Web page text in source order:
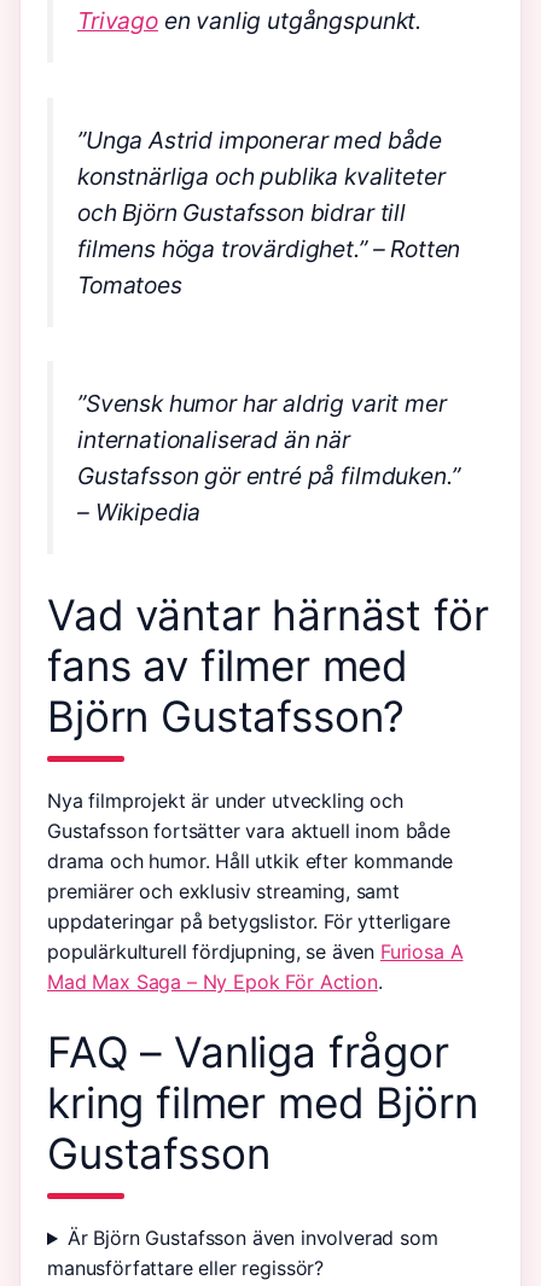
Trivagoen vanlig utgångspunkt.
”Unga Astrid imponerar med både
konstnärliga och publika kvaliteter
och Björn Gustafsson bidrar till
filmens höga trovärdighet.”– Rotten
Tomatoes
”Svensk humor har aldrig varit mer
internationaliserad än när
Gustafsson gör entré på filmduken.”
– Wikipedia
Vad väntar härnäst för
fans av filmer med
Björn Gustafsson?
Nya filmprojekt är under utveckling och
Gustafsson fortsätter vara aktuell inom både
drama och humor. Håll utkik efter kommande
premiärer och exklusiv streaming, samt
uppdateringar på betygslistor. För ytterligare
populärkulturell fördjupning, se även Furiosa A
Mad Max Saga – Ny Epok För Action.
FAQ – Vanliga frågor
kring filmer med Björn
Gustafsson
Är Björn Gustafsson även involverad som
manusförfattare eller regissör?